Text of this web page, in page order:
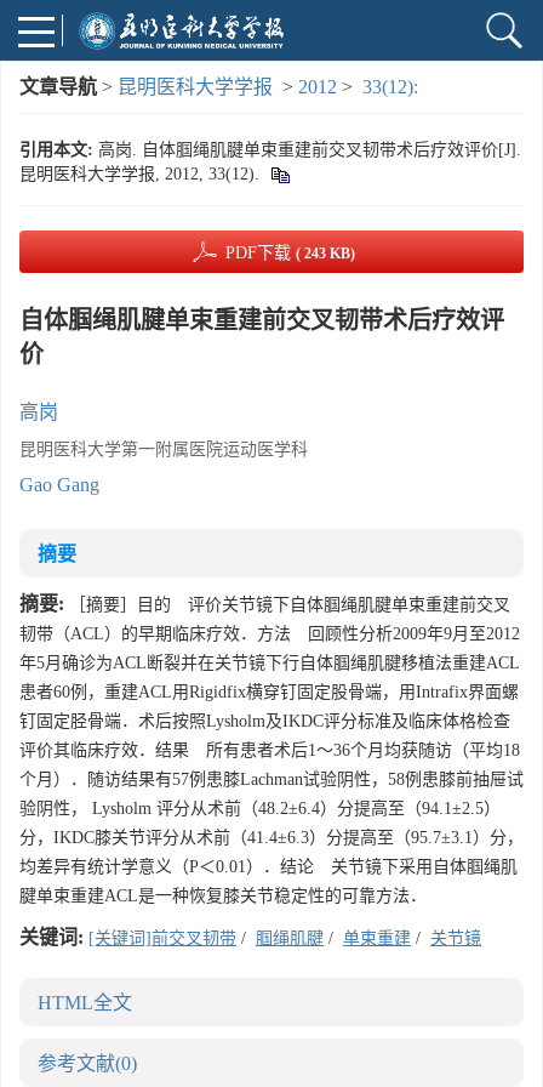
文章导航 > 昆明医科大学学报 > 2012 > 33(12):
引用本文: 高岗. 自体腘绳肌腱单束重建前交叉韧带术后疗效评价[J].
昆明医科大学学报, 2012, 33(12).
PDF下载 ( 243 KB)
自体腘绳肌腱单束重建前交叉韧带术后疗效评
价
高岗
昆明医科大学第一附属医院运动医学科
Gao Gang
摘要
摘要: ［摘要］目的 评价关节镜下自体腘绳肌腱单束重建前交叉
韧带（ACL）的早期临床疗效．方法 回顾性分析2009年9月至2012
年5月确诊为ACL断裂并在关节镜下行自体腘绳肌腱移植法重建ACL
患者60例，重建ACL用Rigidfix横穿钉固定股骨端，用Intrafix界面螺
钉固定胫骨端．术后按照Lysholm及IKDC评分标准及临床体格检查
评价其临床疗效．结果 所有患者术后1～36个月均获随访（平均18
个月）．随访结果有57例患膝Lachman试验阴性，58例患膝前抽屉试
验阴性， Lysholm 评分从术前（48.2±6.4）分提高至（94.1±2.5）
分，IKDC膝关节评分从术前（41.4±6.3）分提高至（95.7±3.1）分，
均差异有统计学意义（P＜0.01）．结论 关节镜下采用自体腘绳肌
腱单束重建ACL是一种恢复膝关节稳定性的可靠方法．
关键词: [关键词]前交叉韧带 / 腘绳肌腱 / 单束重建 / 关节镜
HTML全文
参考文献(0)